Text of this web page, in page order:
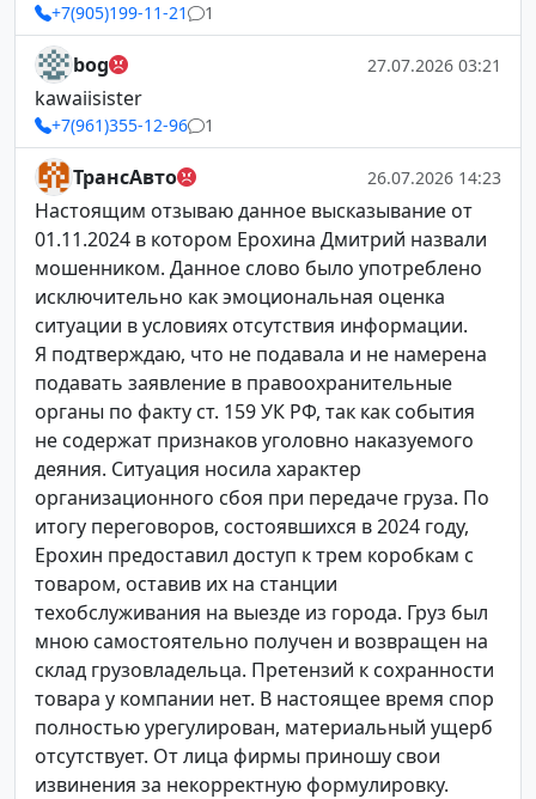
+7(905)199-11-21 1
bog 27.07.2026 03:21
kawaiisister
+7(961)355-12-96 1
ТрансАвто 26.07.2026 14:23
Настоящим отзываю данное высказывание от
01.11.2024 в котором Ерохина Дмитрий назвали
мошенником. Данное слово было употреблено
исключительно как эмоциональная оценка
ситуации в условиях отсутствия информации.
Я подтверждаю, что не подавала и не намерена
подавать заявление в правоохранительные
органы по факту ст. 159 УК РФ, так как события
не содержат признаков уголовно наказуемого
деяния. Ситуация носила характер
организационного сбоя при передаче груза. По
итогу переговоров, состоявшихся в 2024 году,
Ерохин предоставил доступ к трем коробкам с
товаром, оставив их на станции
техобслуживания на выезде из города. Груз был
мною самостоятельно получен и возвращен на
склад грузовладельца. Претензий к сохранности
товара у компании нет. В настоящее время спор
полностью урегулирован, материальный ущерб
отсутствует. От лица фирмы приношу свои
извинения за некорректную формулировку.